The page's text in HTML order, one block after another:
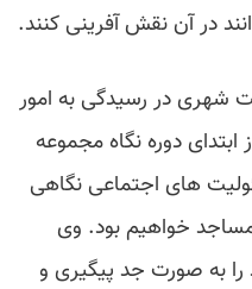
در آن نقش آفرینی کنند.
شهری در رسیدگی به امور
دوره نگاه مجموعه
های اجتماعی نگاهی
خواهیم بود. وی
به صورت جد پیگیری و